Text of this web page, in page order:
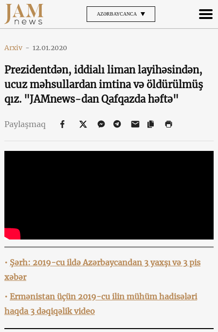
AZƏRBAYCANCA
Arxiv - 12.01.2020
Prezidentdən, iddialı liman layihəsindən,
ucuz məhsullardan imtina və öldürülmüş
qız. "JAMnews-dan Qafqazda həftə"
Paylaşmaq
• Şərh: 2019-cu ildə Azərbaycandan 3 yaxşı və 3 pis
xəbər
• Ermənistan üçün 2019-cu ilin mühüm hadisələri
haqda 3 dəqiqəlik video